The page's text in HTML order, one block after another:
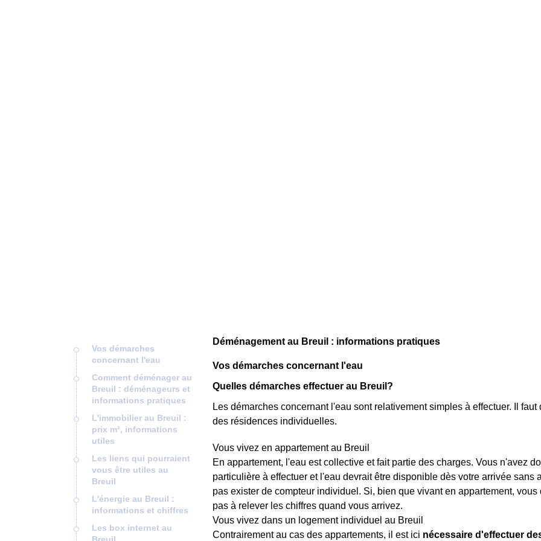
Vos démarches
concernant l'eau
Comment déménager au
Breuil : déménageurs et
informations pratiques
L'immobilier au Breuil :
prix m², informations
utiles
Les liens qui pourraient
vous être utiles au
Breuil
L'énergie au Breuil :
informations et chiffres
Les box internet au
Déménagement au Breuil : informations pratiques
Vos démarches concernant l'eau
Quelles démarches effectuer au Breuil?
Les démarches concernant l'eau sont relativement simples à effectuer. Il
des résidences individuelles.
Vous vivez en appartement au Breuil
En appartement, l'eau est collective et fait partie des charges. Vous n'avez
particulière à effectuer et l'eau devrait être disponible dès votre arrivée sans
pas exister de compteur individuel. Si, bien que vivant en appartement,
pas à relever les chiffres quand vous arrivez.
Vous vivez dans un logement individuel au Breuil
Contrairement au cas des appartements, il est ici nécessaire d'effectuer